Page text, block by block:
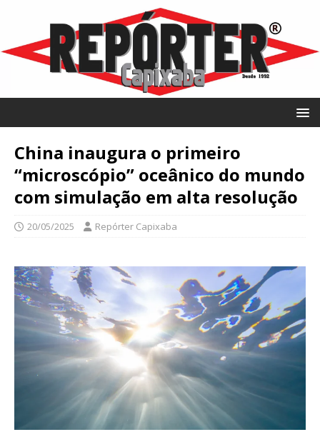
China inaugura o primeiro
“microscópio” oceânico do mundo
com simulação em alta resolução
20/05/2025 Repórter Capixaba